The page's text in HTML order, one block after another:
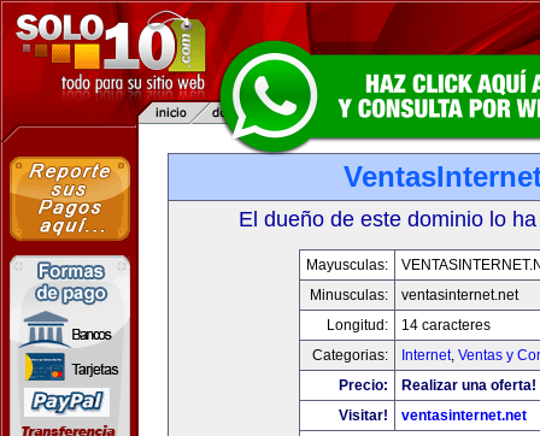
El dueño de este dominio lo
Mayusculas:
Minusculas:
ventasinternet.net
Longitud:
14 caracteres
Categorias:
Internet, Ventas y
Precio:
Realizar una oferta!
Visitar!
ventasinternet.net